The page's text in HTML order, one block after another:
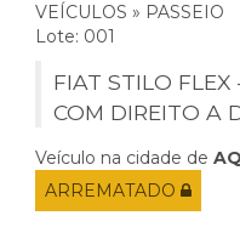
VEÍCULOS » PASSEIO
Lote: 001
FIAT STILO
COM DIREITO A
Veículo na cidade de
ARREMATADO